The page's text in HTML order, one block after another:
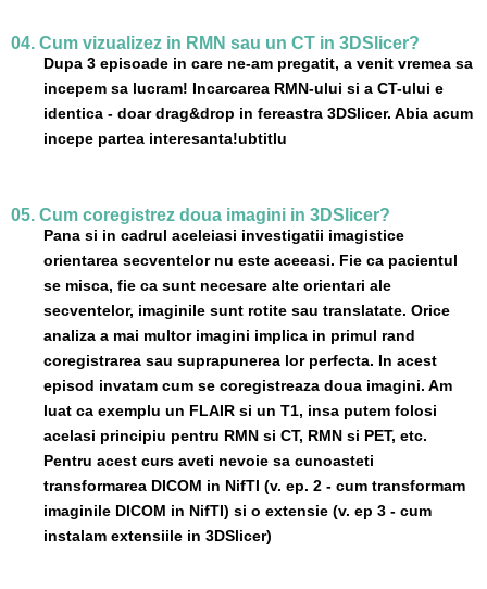
04. Cum vizualizez in RMN sau un CT in 3DSlicer?
Dupa 3 episoade in care ne-am pregatit, a venit vremea sa
incepem sa lucram! Incarcarea RMN-ului si a CT-ului e
identica - doar drag&drop in fereastra 3DSlicer. Abia acum
incepe partea interesanta!ubtitlu
05. Cum coregistrez doua imagini in 3DSlicer?
Pana si in cadrul aceleiasi investigatii imagistice
orientarea secventelor nu este aceeasi. Fie ca pacientul
se misca, fie ca sunt necesare alte orientari ale
secventelor, imaginile sunt rotite sau translatate. Orice
analiza a mai multor imagini implica in primul rand
coregistrarea sau suprapunerea lor perfecta. In acest
episod invatam cum se coregistreaza doua imagini. Am
luat ca exemplu un FLAIR si un T1, insa putem folosi
acelasi principiu pentru RMN si CT, RMN si PET, etc.
Pentru acest curs aveti nevoie sa cunoasteti
transformarea DICOM in NifTI (v. ep. 2 - cum transformam
imaginile DICOM in NifTI) si o extensie (v. ep 3 - cum
instalam extensiile in 3DSlicer)